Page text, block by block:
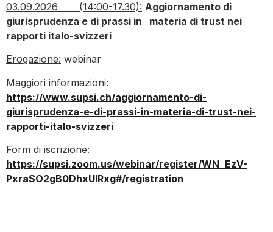
03.09.2026 (14:00-17.30): Aggiornamento di
giurisprudenza e di prassi in materia di trust nei
rapporti italo-svizzeri
Erogazione: webinar
Maggiori informazioni:
https://www.supsi.ch/aggiornamento-di-
giurisprudenza-e-di-prassi-in-materia-di-trust-nei-
rapporti-italo-svizzeri
Form di iscrizione:
https://supsi.zoom.us/webinar/register/WN_EzV-
PxraSO2gB0DhxUlRxg#/registration